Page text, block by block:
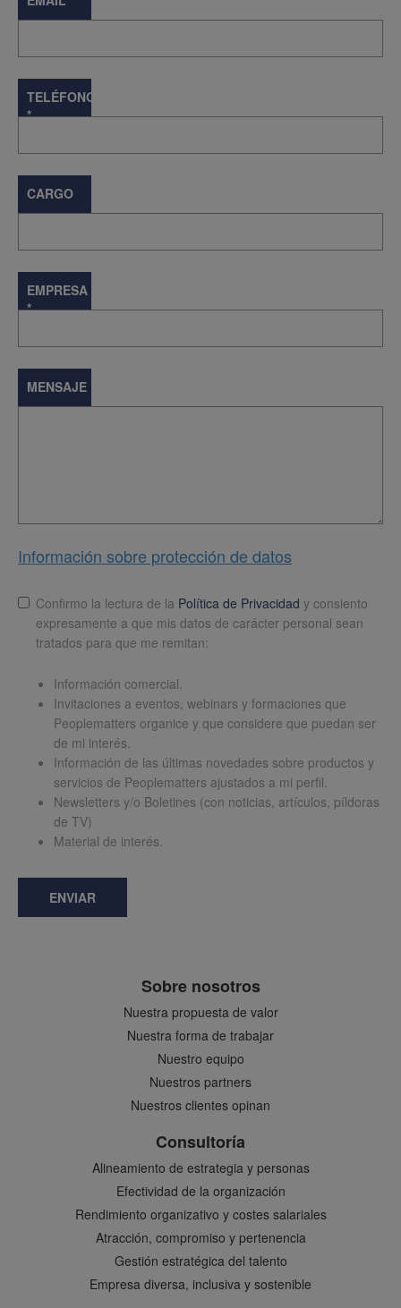
TELÉFONO
*
CARGO
EMPRESA
*
MENSAJE
Información sobre protección de datos
LopdConfirmo la lectura de la Política de Privacidad y consiento
expresamente a que mis datos de carácter personal sean
tratados para que me remitan:
Información comercial.
Invitaciones a eventos, webinars y formaciones que
Peoplematters organice y que considere que puedan ser
de mi interés.
Información de las últimas novedades sobre productos y
servicios de Peoplematters ajustados a mi perfil.
Newsletters y/o Boletines (con noticias, artículos, píldoras
de TV)
Material de interés.
ENVIAR
Sobre nosotros
Nuestra propuesta de valor
Nuestra forma de trabajar
Nuestro equipo
Nuestros partners
Nuestros clientes opinan
Consultoría
Alineamiento de estrategia y personas
Efectividad de la organización
Rendimiento organizativo y costes salariales
Atracción, compromiso y pertenencia
Gestión estratégica del talento
Empresa diversa, inclusiva y sostenible